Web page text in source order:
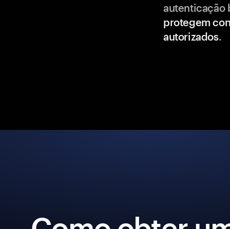
autenticação
protegem
autorizados.